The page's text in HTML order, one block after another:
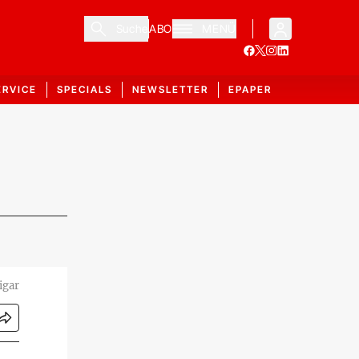
ABO
SPECIALS NEWSLETTER EPAPER